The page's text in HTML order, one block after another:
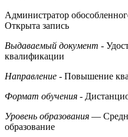
Администратор
Открыта запись
Выдаваемый документ -
квалификации
Направление - Повышение
Формат обучения -
Уровень образования —
образование